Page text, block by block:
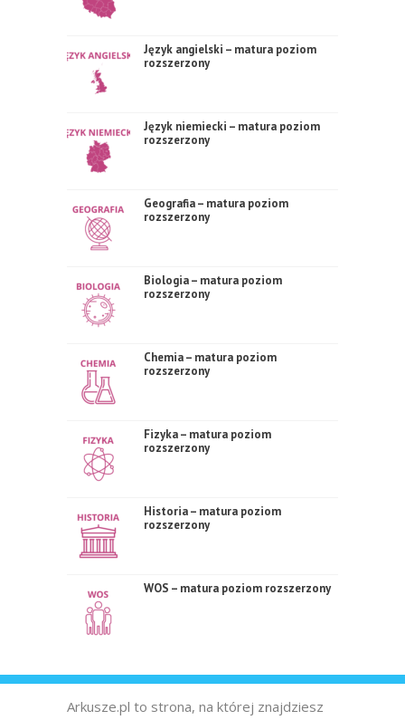
Język angielski – matura poziom
rozszerzony
Język niemiecki – matura poziom
rozszerzony
Geografia – matura poziom
rozszerzony
Biologia – matura poziom
rozszerzony
Chemia – matura poziom
rozszerzony
Fizyka – matura poziom
rozszerzony
Historia – matura poziom
rozszerzony
WOS – matura poziom rozszerzony
Arkusze.pl to strona, na której znajdziesz